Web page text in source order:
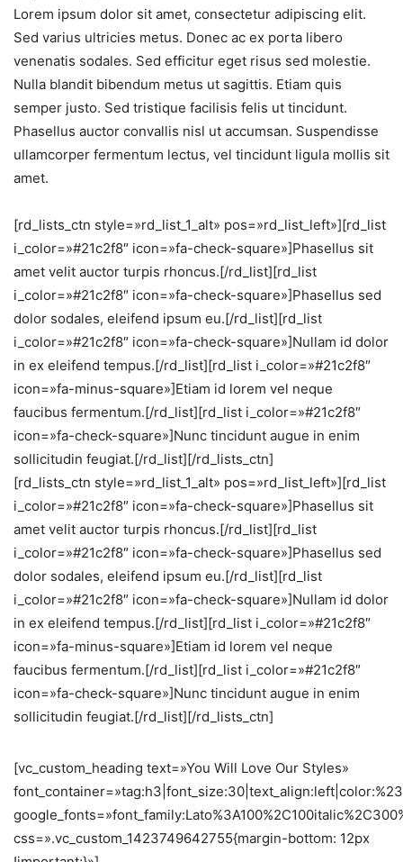
Lorem ipsum dolor sit amet, consectetur adipiscing elit.
Sed varius ultricies metus. Donec ac ex porta libero
venenatis sodales. Sed efficitur eget risus sed molestie.
Nulla blandit bibendum metus ut sagittis. Etiam quis
semper justo. Sed tristique facilisis felis ut tincidunt.
Phasellus auctor convallis nisl ut accumsan. Suspendisse
ullamcorper fermentum lectus, vel tincidunt ligula mollis sit
amet.
[rd_lists_ctn style=»rd_list_1_alt» pos=»rd_list_left»][rd_list
i_color=»#21c2f8″ icon=»fa-check-square»]Phasellus sit
amet velit auctor turpis rhoncus.[/rd_list][rd_list
i_color=»#21c2f8″ icon=»fa-check-square»]Phasellus sed
dolor sodales, eleifend ipsum eu.[/rd_list][rd_list
i_color=»#21c2f8″ icon=»fa-check-square»]Nullam id dolor
in ex eleifend tempus.[/rd_list][rd_list i_color=»#21c2f8″
icon=»fa-minus-square»]Etiam id lorem vel neque
faucibus fermentum.[/rd_list][rd_list i_color=»#21c2f8″
icon=»fa-check-square»]Nunc tincidunt augue in enim
sollicitudin feugiat.[/rd_list][/rd_lists_ctn]
[rd_lists_ctn style=»rd_list_1_alt» pos=»rd_list_left»][rd_list
i_color=»#21c2f8″ icon=»fa-check-square»]Phasellus sit
amet velit auctor turpis rhoncus.[/rd_list][rd_list
i_color=»#21c2f8″ icon=»fa-check-square»]Phasellus sed
dolor sodales, eleifend ipsum eu.[/rd_list][rd_list
i_color=»#21c2f8″ icon=»fa-check-square»]Nullam id dolor
in ex eleifend tempus.[/rd_list][rd_list i_color=»#21c2f8″
icon=»fa-minus-square»]Etiam id lorem vel neque
faucibus fermentum.[/rd_list][rd_list i_color=»#21c2f8″
icon=»fa-check-square»]Nunc tincidunt augue in enim
sollicitudin feugiat.[/rd_list][/rd_lists_ctn]
[vc_custom_heading text=»You Will Love Our Styles»
css=».vc_custom_1423749642755{margin-bottom: 12px